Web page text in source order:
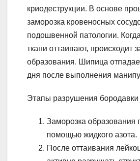
криодеструкции. В основе
заморозка кровеносных
подошвенной патологии.
ткани оттаивают, происходит
образования. Шипица
дня после выполнения
Этапы разрушения бородавки
Заморозка образования
помощью жидкого азота.
После оттаивания